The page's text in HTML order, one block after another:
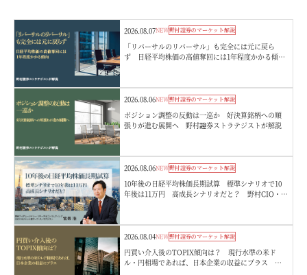
2026.08.07NEW野村證券のマーケット解説
「リバーサルのリバーサル」も完全には元に戻ら
ず 日経平均株価の高値奪回には1年程度かかる傾
2026.08.06NEW野村證券のマーケット解説
ポジション調整の反動は一巡か 好決算銘柄への順
張りが進む展開へ 野村證券ストラテジストが解説
2026.08.06NEW野村證券のマーケット解説
10年後の日経平均株価長期試算 標準シナリオで10
年後は11万円 高成長シナリオだと？ 野村CIO・宮
2026.08.04NEW野村證券のマーケット解説
円買い介入後のTOPIX傾向は？ 現行水準の米ド
ル・円相場であれば、日本企業の収益にプラス 野